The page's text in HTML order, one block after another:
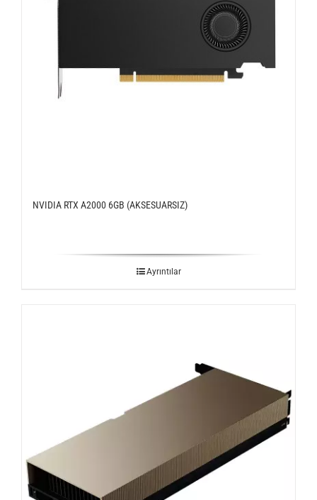
NVIDIA RTX A2000 6GB (AKSESUARSIZ)
Ayrıntılar